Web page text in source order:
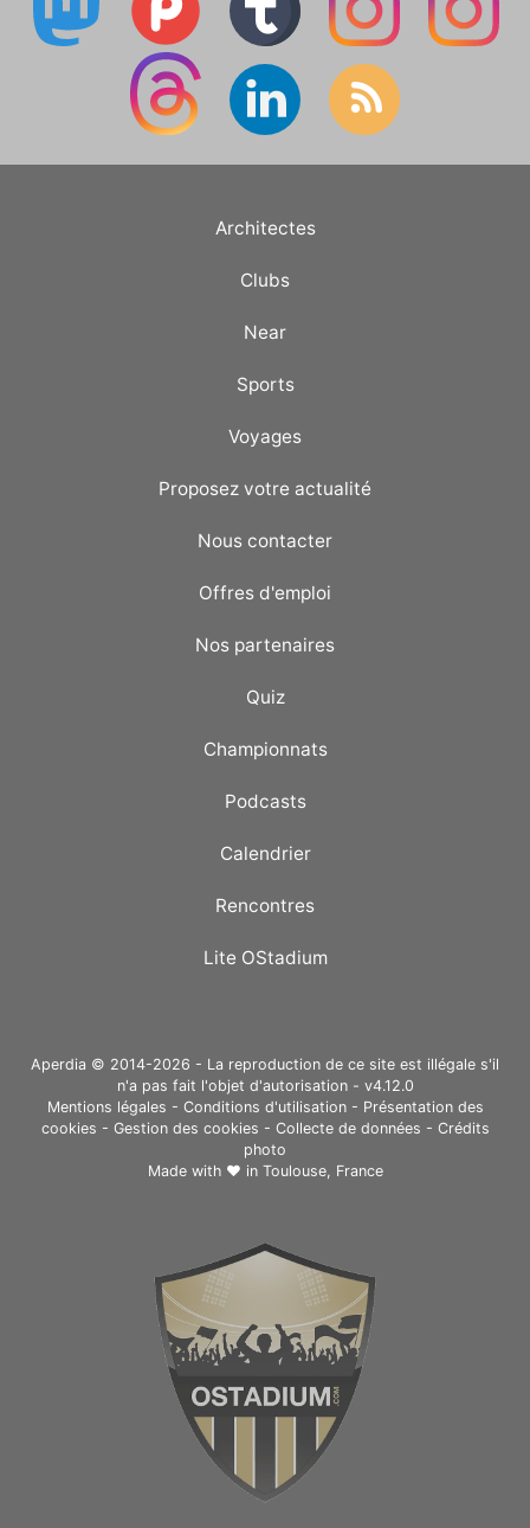
Architectes
Clubs
Near
Sports
Voyages
Proposez votre actualité
Nous contacter
Offres d'emploi
Nos partenaires
Quiz
Championnats
Podcasts
Calendrier
Rencontres
Lite OStadium
Aperdia © 2014-2026 - La reproduction de ce site est illégale s'il
n'a pas fait l'objet d'autorisation - v4.12.0
Mentions légales - Conditions d'utilisation- Présentation des
cookies - Gestion des cookies - Collecte de données - Crédits
photo
Made with ❤ in Toulouse, France